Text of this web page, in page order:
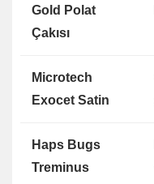
Gold Polat
Çakısı
Microtech
Exocet Satin
Haps Bugs
Treminus